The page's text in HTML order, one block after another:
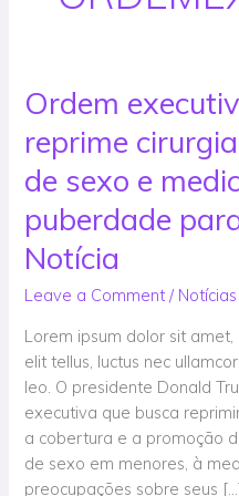
Ordem
reprime
de sexo e
puberdade
Notícia
Leave a Comment / Notícias
Lorem ipsum dolor sit
elit tellus, luctus nec
leo. O presidente Donald
executiva que busca
a cobertura e a promoção
de sexo em menores, à
preocupações sobre seus
Ordem
executiva
de
Trump
reprime
cirurgias
de
mudança
de
sexo
medicamentos
puberdade
para